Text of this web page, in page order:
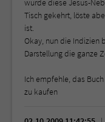
wurde diese Jesus-
Tisch gekehrt, löste
ist.
Okay, nun die Indizien
Darstellung die ganze
Ich empfehle, das
zu kaufen